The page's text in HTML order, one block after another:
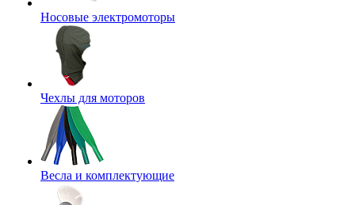
Носовые электромоторы
Чехлы для моторов
Весла и комплектующие